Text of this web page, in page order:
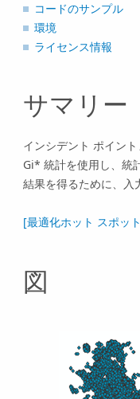
コードのサンプル
環境
ライセンス情報
サマリー
インシデント ポイン
Gi* 統計を使用し、統
結果を得るために、入
[最適化ホット スポッ
図